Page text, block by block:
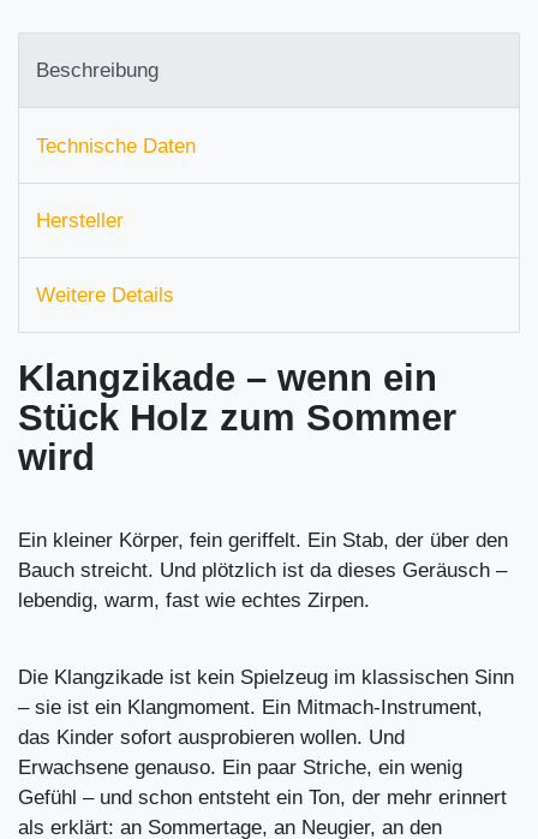
Beschreibung
Technische Daten
Hersteller
Weitere Details
Klangzikade – wenn ein
Stück Holz zum Sommer
wird
Ein kleiner Körper, fein geriffelt. Ein Stab, der über den
Bauch streicht. Und plötzlich ist da dieses Geräusch –
lebendig, warm, fast wie echtes Zirpen.
Die Klangzikade ist kein Spielzeug im klassischen Sinn
– sie ist ein Klangmoment. Ein Mitmach-Instrument,
das Kinder sofort ausprobieren wollen. Und
Erwachsene genauso. Ein paar Striche, ein wenig
Gefühl – und schon entsteht ein Ton, der mehr erinnert
als erklärt: an Sommertage, an Neugier, an den